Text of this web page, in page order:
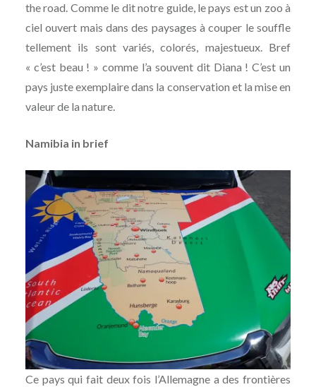
the road. Comme le dit notre guide, le pays est un zoo à
ciel ouvert mais dans des paysages à couper le souffle
tellement ils sont variés, colorés, majestueux. Bref
« c’est beau ! » comme l’a souvent dit Diana ! C’est un
pays juste exemplaire dans la conservation et la mise en
valeur de la nature.
Namibia in brief
Ce pays qui fait deux fois l’Allemagne a des frontières